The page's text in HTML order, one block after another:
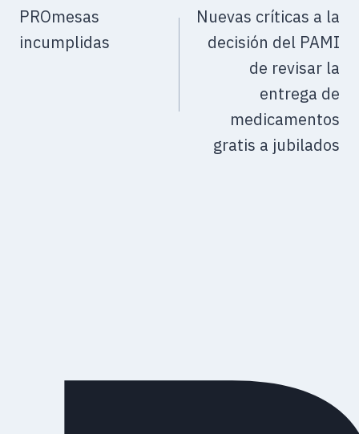
PROmesas
incumplidas
Nuevas críticas a la
decisión del PAMI
de revisar la
entrega de
medicamentos
gratis a jubilados